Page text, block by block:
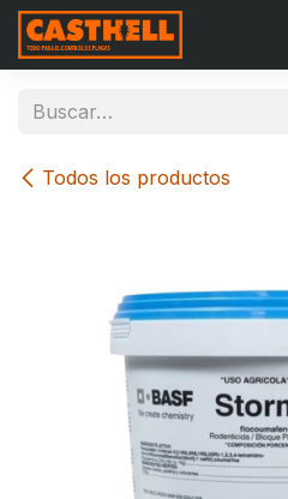
Ir al contenido
Todos los productos